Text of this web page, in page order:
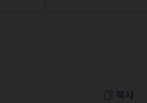
복사